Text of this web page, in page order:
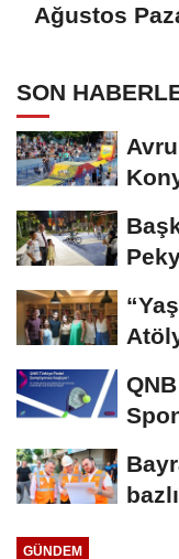
Ağustos
SON
GÜNDEM